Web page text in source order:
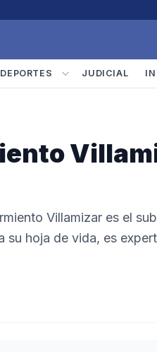
DEPORTES JUDICIAL
Villamizar es el
su hoja de vida, es